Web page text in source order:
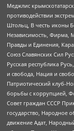
Меджлис
противодействии
Штольц, В честь иконы
Независимость, Фирма,
Правды и Единения,
Союз Славянских Сил
Русская республика
и свобода, Нация и
Патриотический клуб-
борьбы с коррупцией,
Совет граждан СССР
государство, Народное
движение Адат,